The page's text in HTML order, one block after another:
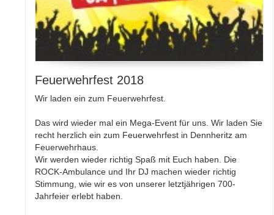
Feuerwehrfest 2018
Wir laden ein zum Feuerwehrfest.
Das wird wieder mal ein Mega-Event für uns. Wir laden Sie
recht herzlich ein zum Feuerwehrfest in Dennheritz am
Feuerwehrhaus.
Wir werden wieder richtig Spaß mit Euch haben. Die
ROCK-Ambulance und Ihr DJ machen wieder richtig
Stimmung, wie wir es von unserer letztjährigen 700-
Jahrfeier erlebt haben.